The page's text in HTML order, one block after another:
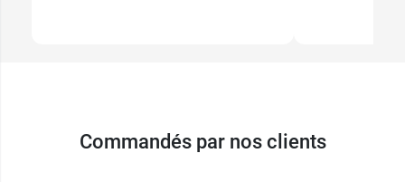
Commandés par nos clients